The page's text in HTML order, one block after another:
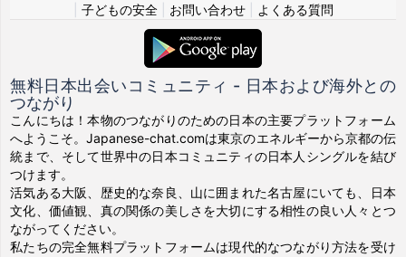
子どもの安全| お問い合わせ| よくある質問
無料日本出会いコミュニティ - 日本および海外との
つながり
こんにちは！本物のつながりのための日本の主要プラットフォーム
へようこそ。Japanese-chat.comは東京のエネルギーから京都の伝
統まで、そして世界中の日本コミュニティの日本人シングルを結び
つけます。
活気ある大阪、歴史的な奈良、山に囲まれた名古屋にいても、日本
文化、価値観、真の関係の美しさを大切にする相性の良い人々とつ
ながってください。
私たちの完全無料プラットフォームは現代的なつながり方法を受け